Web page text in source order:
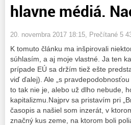
hlavne médiá.
20. novembra 2017 18:15 , Prečítané 5
K tomuto článku ma inšpirovali
súhlasím, a aj moje vlastné. Ja ten
prípade EÚ sa držím tiež ešte
viď ďalej). Ale „s
to tak nie je, alebo už dlho nebude,
kapitalizmu. Najprv sa pristavím pri
časopis a našiel som inzerát, v
značný kus zeme, na ktorom boli